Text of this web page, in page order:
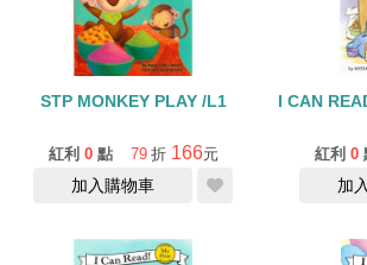
STP MONKEY PLAY /L1
紅利 0 點 79 折 166元
加入購物車
I CAN
紅利 0
加